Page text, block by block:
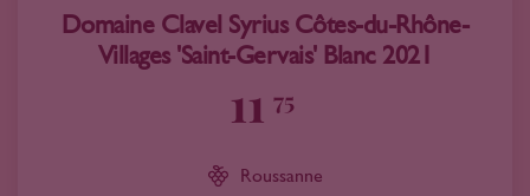
Domaine Clavel Syrius Côtes-du-Rhône-
Villages 'Saint-Gervais' Blanc 2021
11 75
Roussanne